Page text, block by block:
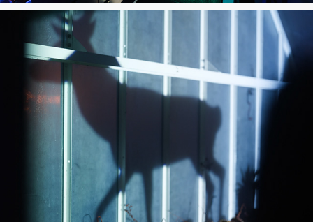
Schloss Dyck Lichterfest